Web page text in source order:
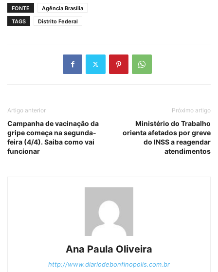
FONTE
Agência Brasília
TAGS
Distrito Federal
Artigo anterior
Campanha de vacinação da
gripe começa na segunda-
feira (4/4). Saiba como vai
funcionar
Próximo artigo
Ministério do Trabalho
orienta afetados por greve
do INSS a reagendar
atendimentos
Ana Paula Oliveira
http://www.diariodebonfinopolis.com.br